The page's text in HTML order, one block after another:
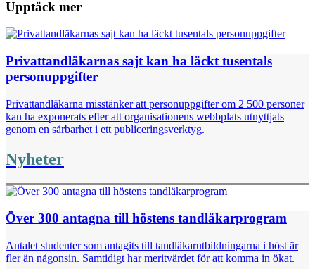
Upptäck mer
Privattandläkarnas sajt kan ha läckt tusentals
personuppgifter
Privattandläkarna misstänker att personuppgifter om 2 500 personer
kan ha exponerats efter att organisationens webbplats utnyttjats
genom en sårbarhet i ett publiceringsverktyg.
Nyheter
Över 300 antagna till höstens tandläkarprogram
Antalet studenter som antagits till tandläkarutbildningarna i höst är
fler än någonsin. Samtidigt har meritvärdet för att komma in ökat.